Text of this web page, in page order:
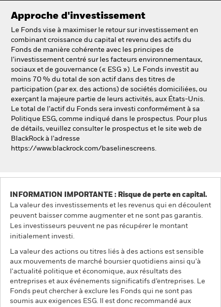
Approche d'investissement
Le Fonds vise à maximiser le retour sur investissement en
combinant croissance du capital et revenu des actifs du
Fonds de manière cohérente avec les principes de
l’investissement centré sur les facteurs environnementaux,
sociaux et de gouvernance (« ESG »). Le Fonds investit au
moins 70 % du total de son actif dans des titres de
participation (par ex. des actions) de sociétés domiciliées, ou
exerçant la majeure partie de leurs activités, aux États-Unis.
Le total de l’actif du Fonds sera investi conformément à sa
Politique ESG, comme indiqué dans le prospectus. Pour plus
de détails, veuillez consulter le prospectus et le site web de
BlackRock à l’adresse
https://www.blackrock.com/baselinescreens.
INFORMATION IMPORTANTE : Risque de perte en capital.
La valeur des investissements et les revenus qui en découlent
peuvent baisser comme augmenter et ne sont pas garantis.
Les investisseurs peuvent ne pas récupérer le montant
initialement investi.
La valeur des actions ou titres liés à des actions est sensible
aux mouvements de marché boursier quotidiens ainsi qu’à
l'actualité politique et économique, aux résultats des
entreprises et aux événements significatifs d’entreprises. Le
Fonds peut chercher à exclure les Fonds qui ne sont pas
soumis aux exigences ESG. Il est donc recommandé aux